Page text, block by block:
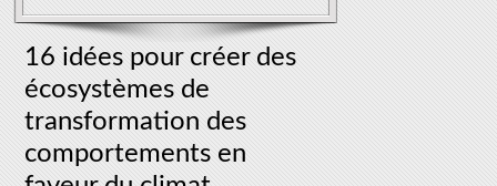
16 idées pour créer des
écosystèmes de
transformation des
comportements en